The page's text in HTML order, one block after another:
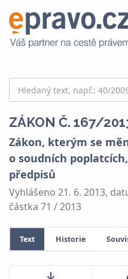
ZÁKON Č. 167/
Zákon, kterým se
o soudních
předpisů
Vyhlášeno 21. 6. 2013,
částka 71 / 2013
Text Historie